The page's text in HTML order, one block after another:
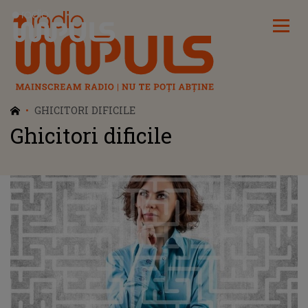
Radio Impuls
GHICITORI DIFICILE
Ghicitori dificile